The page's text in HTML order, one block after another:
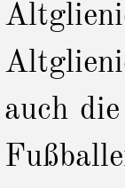
auch die